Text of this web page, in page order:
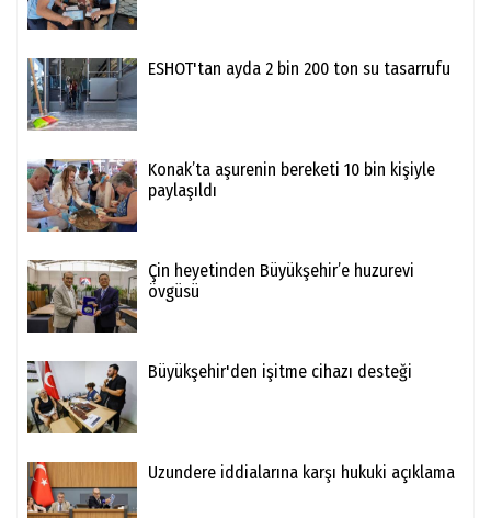
ESHOT'tan ayda 2 bin 200 ton su tasarrufu
Konak’ta aşurenin bereketi 10 bin kişiyle
paylaşıldı
Çin heyetinden Büyükşehir’e huzurevi
övgüsü
Büyükşehir'den işitme cihazı desteği
Uzundere iddialarına karşı hukuki açıklama